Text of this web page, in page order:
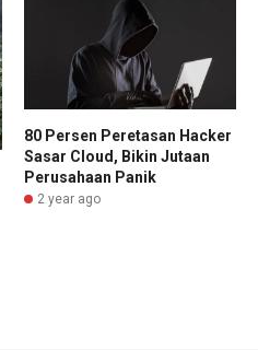
80 Persen Peretasan Hacker
Sasar Cloud, Bikin Jutaan
Perusahaan Panik
2 year ago